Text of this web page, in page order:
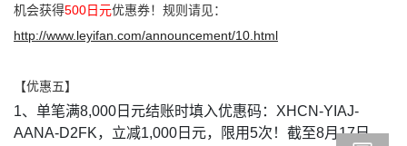
机会获得500日元优惠券！规则请见：
http://www.leyifan.com/announcement/10.html
【优惠五】
1、单笔满8,000日元结账时填入优惠码：XHCN-YIAJ-
AANA-D2FK，立减1,000日元，限用5次！截至8月17日